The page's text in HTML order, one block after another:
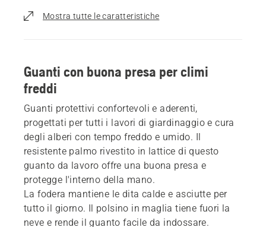
Mostra tutte le caratteristiche
Guanti con buona presa per climi
freddi
Guanti protettivi confortevoli e aderenti,
progettati per tutti i lavori di giardinaggio e cura
degli alberi con tempo freddo e umido. Il
resistente palmo rivestito in lattice di questo
guanto da lavoro offre una buona presa e
protegge l'interno della mano.
La fodera mantiene le dita calde e asciutte per
tutto il giorno. Il polsino in maglia tiene fuori la
neve e rende il guanto facile da indossare.